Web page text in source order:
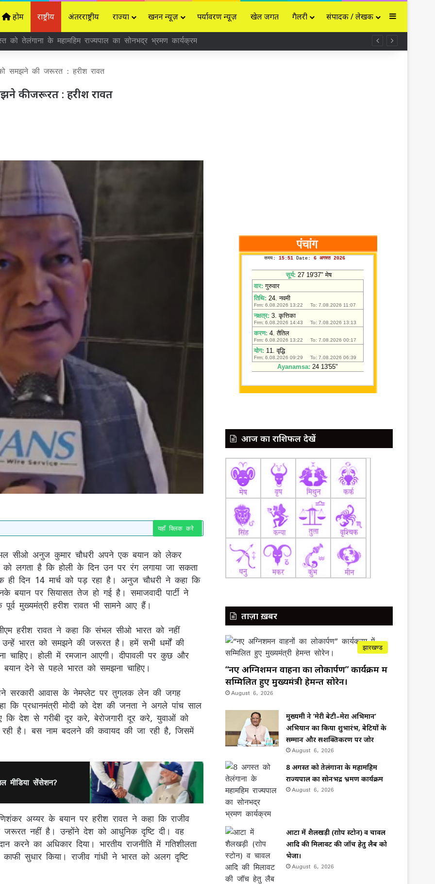
होम राष्ट्रीय अंतरराष्ट्रीय राज्यों खनन न्यूज़ पर्यावरण न्यूज़ खेल जगत गैलरी संपादक / लेखक
Sidebar
को तेलंगाना के महामहिम राज्यपाल का सोनभद्र भ्रमण कार्यक्रम
समझने की जरूरत : हरीश रावत
की जरूरत : हरीश रावत
यहाँ क्लिक करे
सीओ अनुज कुमार चौधरी अपने एक बयान को लेकर
को लगता है कि होली के दिन उन पर रंग लगाया जा सकता
दिन 14 मार्च को पड़ रहा है। अनुज चौधरी ने कहा कि
पर सियासत तेज हो गई है। समाजवादी पार्टी ने
मुख्यमंत्री हरीश रावत भी सामने आए हैं।
हरीश रावत ने कहा कि संभल सीओ भारत को नहीं
भारत को समझने की जरूरत है। हमें सभी धर्मों की
चाहिए। होली में रमजान आएगी। दीपावली पर कुछ और
देने से पहले भारत को समझना चाहिए।
सरकारी आवास के नेमप्लेट पर तुगलक लेन की जगह
कि प्रधानमंत्री मोदी को देश की जनता ने अगले पांच साल
कि देश से गरीबी दूर करे, बेरोजगारी दूर करे, युवाओं को
है। बस नाम बदलने की कवायद की जा रही है, जिसमें
मीडिया सेंसेशन?
अय्यर के बयान पर हरीश रावत ने कहा कि राजीव
नहीं है। उन्होंने देश को आधुनिक दृष्टि दी। वह
का अधिकार दिया। भारतीय राजनीति में गतिशीलता
सुधार किया। राजीव गांधी ने भारत को अलग दृष्टि
आज का राशिफल देखें
ताज़ा ख़बर
झारखण्ड
“नए अग्निशमन वाहनों का लोकार्पण” कार्यक्रम में
सम्मिलित हुए मुख्यमंत्री हेमन्त सोरेन।
August 6, 2026
मुख्यमंत्री ने ‘मेरी बेटी–मेरा अभिमान’
अभियान का किया शुभारंभ, बेटियों के
सम्मान और सशक्तिकरण पर जोर
August 6, 2026
8 अगस्त को तेलंगाना के महामहिम
राज्यपाल का सोनभद्र भ्रमण कार्यक्रम
August 6, 2026
आटा में शैलखड़ी (राोप स्टोन) व चावल
आदि की मिलावट की जॉच हेतु लैब को
भेजा।
August 6, 2026